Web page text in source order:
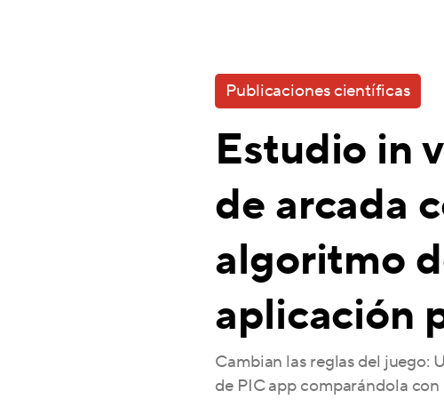
Publicaciones científicas
Estudio in
de arcada
algoritmo
aplicación
Cambian las reglas del juego:
de PIC app comparándola con